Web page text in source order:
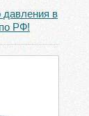
давления в
РФ!